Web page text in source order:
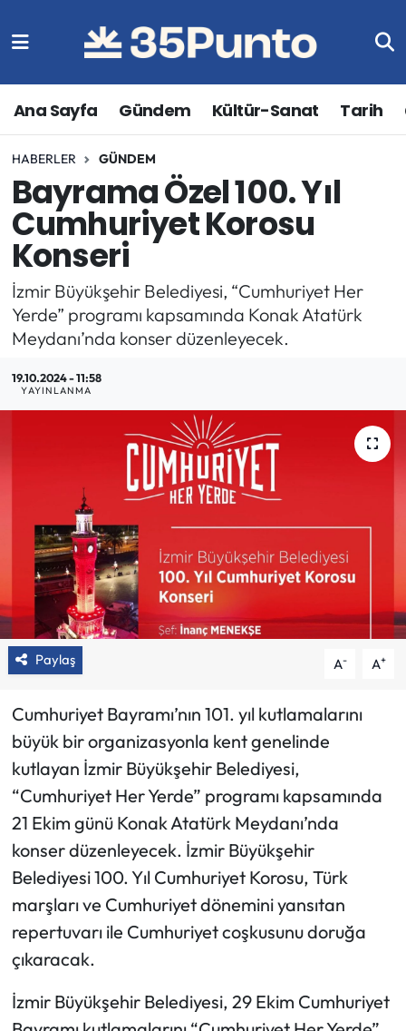
Ana Sayfa Gündem Kültür-Sanat Tarih
HABERLER GÜNDEM
Bayrama Özel 100. Yıl
Cumhuriyet Korosu
Konseri
İzmir Büyükşehir Belediyesi, “Cumhuriyet Her
Yerde” programı kapsamında Konak Atatürk
Meydanı’nda konser düzenleyecek.
19.10.2024 - 11:58
YAYINLANMA
Paylaş A- A+
Cumhuriyet Bayramı’nın 101. yıl kutlamalarını
büyük bir organizasyonla kent genelinde
kutlayan İzmir Büyükşehir Belediyesi,
“Cumhuriyet Her Yerde” programı kapsamında
21 Ekim günü Konak Atatürk Meydanı’nda
konser düzenleyecek. İzmir Büyükşehir
Belediyesi 100. Yıl Cumhuriyet Korosu, Türk
marşları ve Cumhuriyet dönemini yansıtan
repertuvarı ile Cumhuriyet coşkusunu doruğa
çıkaracak.
İzmir Büyükşehir Belediyesi, 29 Ekim Cumhuriyet